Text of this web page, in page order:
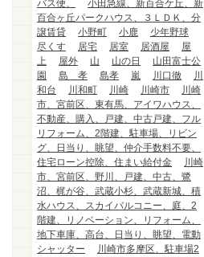
バス便、
小田急線、新百合ケ丘、新
百合ヶ丘パークハウス、３ＬＤＫ、分
譲賃貸
小野町 小鹿
少年野球
尽くす
居宅 居室 居酒屋
屋
上
屋外 山 山の日
山田富士公
園
島 孝 島孝 嵐 川口徹
川
和台
川和町 川崎 川崎市
川崎
市、宮前区、東有馬、アイワハウス、
不動産、購入、戸建、中古戸建、フル
リフォーム、2階建、駐車場、リビン
グ、日当り、眺望、仲介手数料不要、
住宅ローン控除、住まい給付金
川崎
市、宮前区、野川、戸建、中古、鷺
沼、梶が谷、武蔵小杉、武蔵新城、積
水ハウス、スカイバルコニー、庭、2
階建、リノベーション、リフォーム、
地下車庫、高台、日当り、眺望、電動
シャッター
川崎市多摩区、駐車場2